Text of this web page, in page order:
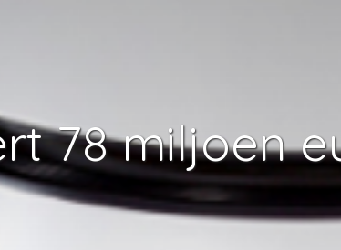
78 miljoen